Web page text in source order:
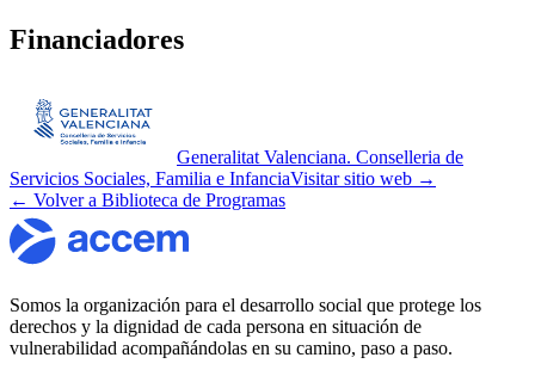
Financiadores
Generalitat Valenciana. Conselleria de
Servicios Sociales, Familia e InfanciaVisitar sitio web →
← Volver a Biblioteca de Programas
Somos la organización para el desarrollo social que protege los
derechos y la dignidad de cada persona en situación de
vulnerabilidad acompañándolas en su camino, paso a paso.